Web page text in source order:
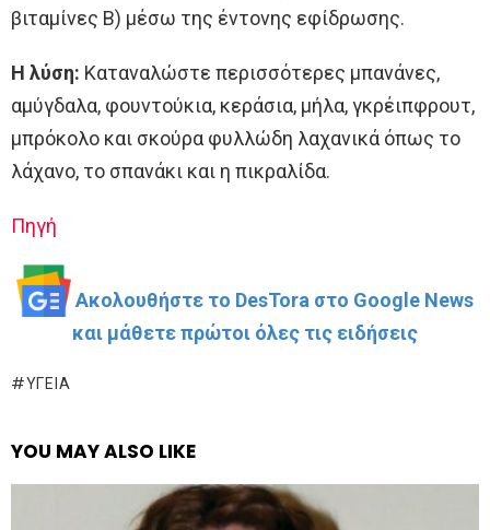
βιταμίνες Β) μέσω της έντονης εφίδρωσης.
Η λύση: Καταναλώστε περισσότερες μπανάνες,
αμύγδαλα, φουντούκια, κεράσια, μήλα, γκρέιπφρουτ,
μπρόκολο και σκούρα φυλλώδη λαχανικά όπως το
λάχανο, το σπανάκι και η πικραλίδα.
Πηγή
Ακολουθήστε το DesTora στο Google News
και μάθετε πρώτοι όλες τις ειδήσεις
ΥΓΕΊΑ
YOU MAY ALSO LIKE